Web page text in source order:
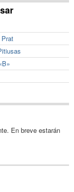
En breve estarán